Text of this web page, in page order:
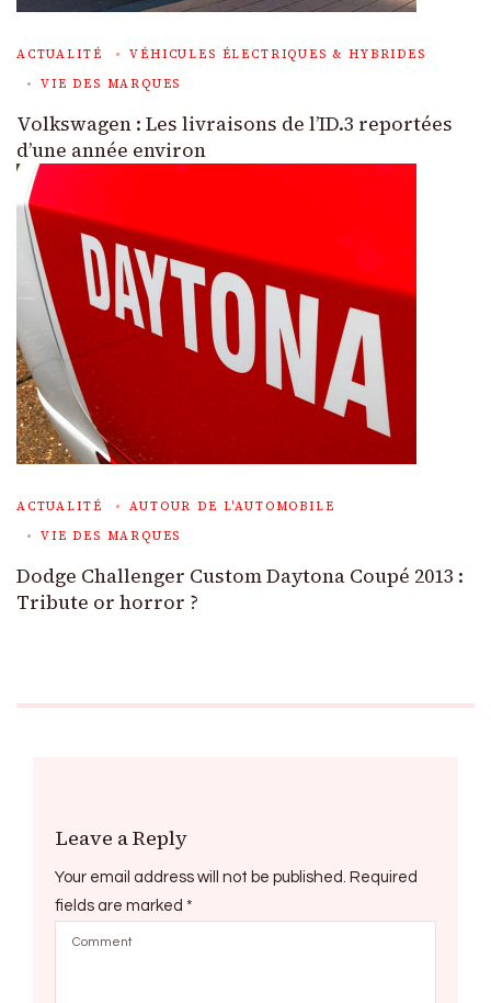
ACTUALITÉ
VÉHICULES ÉLECTRIQUES & HYBRIDES
VIE DES MARQUES
Volkswagen : Les livraisons de l’ID.3 reportées
d’une année environ
ACTUALITÉ
AUTOUR DE L'AUTOMOBILE
VIE DES MARQUES
Dodge Challenger Custom Daytona Coupé 2013 :
Tribute or horror ?
Leave a Reply
Your email address will not be published. Required
fields are marked *